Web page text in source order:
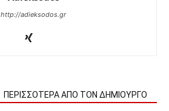
http://adieksodos.gr
ΠΕΡΙΣΣΟΤΕΡΑ ΑΠΟ ΤΟΝ ΔΗΜΙΟΥΡΓΟ